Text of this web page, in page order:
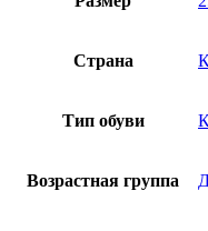
Страна
Тип обуви
Возрастная группа